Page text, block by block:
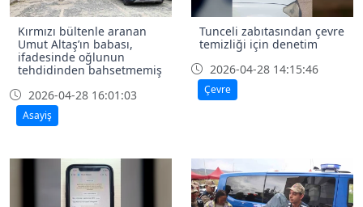
Kırmızı bültenle aranan
Umut Altaş’ın babası,
ifadesinde oğlunun
tehdidinden bahsetmemiş
2026-04-28 16:01:03
Asayiş
Tunceli zabıtasından çevre
temizliği için denetim
2026-04-28 14:15:46
Çevre